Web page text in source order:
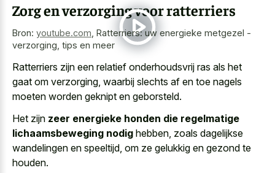
Zorg en verzorging voor ratterriers
Bron: youtube.com Ratterriers: uw energieke metgezel -
verzorging, tips en meer
Ratterriers zijn een relatief onderhoudsvrij ras als het
gaat om verzorging, waarbij slechts af en toe nagels
moeten worden geknipt en geborsteld.
Het zijn zeer energieke honden die regelmatige
lichaamsbeweging nodig hebben, zoals dagelijkse
wandelingen en speeltijd, om ze gelukkig en gezond te
houden.